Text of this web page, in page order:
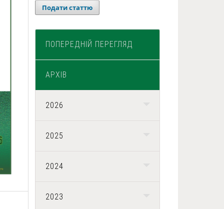
Подати статтю
ПОПЕРЕДНІЙ ПЕРЕГЛЯД
АРХІВ
2026
2025
2024
2023